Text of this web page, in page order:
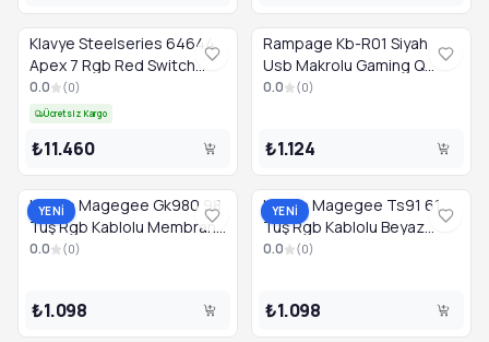
Klavye Steelseries 64644
Apex 7 Rgb Red Switch
Mekanik Tr Layout
0.0 (0)
Ücretsiz Kargo
₺11.460
Rampage Kb-R01 Siyah
Usb Makrolu Gaming Q
Multimedia Klavye
0.0 (0)
₺1.124
YENİ
Klavye Magegee Gk980 98
Tuş Rgb Kablolu Membran
Gaming Beyaz Tr Layout
0.0 (0)
₺1.098
YENİ
Klavye Magegee Ts91 61
Tuş Rgb Kablolu Beyaz
Membran Türkçe Q Gaming
0.0 (0)
₺1.098